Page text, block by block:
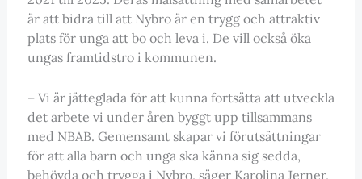
är att bidra till att Nybro är en trygg och attraktiv
plats för unga att bo och leva i. De vill också öka
ungas framtidstro i kommunen.
– Vi är jätteglada för att kunna fortsätta att utveckla
det arbete vi under åren byggt upp tillsammans
med NBAB. Gemensamt skapar vi förutsättningar
för att alla barn och unga ska känna sig sedda,
behövda och trygga i Nybro, säger Karolina Jerner,